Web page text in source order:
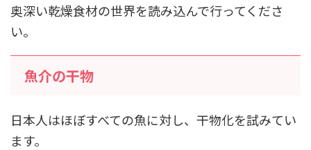
奥深い乾燥食材の世界を読み込んで行ってくださ
い。
魚介の干物
日本人はほぼすべての魚に対し、干物化を試みてい
ます。